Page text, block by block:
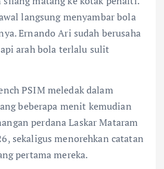
langsung menyambar bola
Ernando Ari sudah berusaha
arah bola terlalu sulit
PSIM meledak dalam
beberapa menit kemudian
perdana Laskar Mataram
sekaligus menorehkan catatan
pertama mereka.